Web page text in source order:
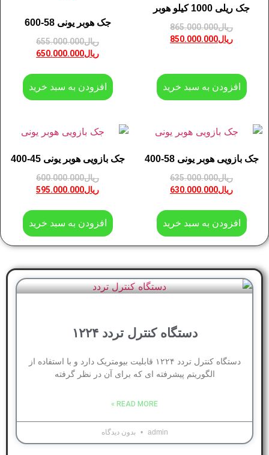
جک ریلی 1000 کیلو هوبر
ریال865.000.000
ریال850.000.000
افزودن به سبد خرید
جک هوبر یونی 58-600
ریال655.000.000
ریال650.000.000
افزودن به سبد خرید
جک بازویی هوبر یونی 58-400
ریال635.000.000
ریال630.000.000
افزودن به سبد خرید
جک بازویی هوبر یونی 45-400
ریال600.000.000
ریال595.000.000
افزودن به سبد خرید
دستگاه کنترل تردد ۱۲۲۴
دستگاه کنترل تردد ۱۲۲۴ قابلیت بیومتریک دارد و با استفاده از
الگوریتم پیشرفته ای که برای آن در نظر گرفته
READ MORE »
admin بدون دیدگاه